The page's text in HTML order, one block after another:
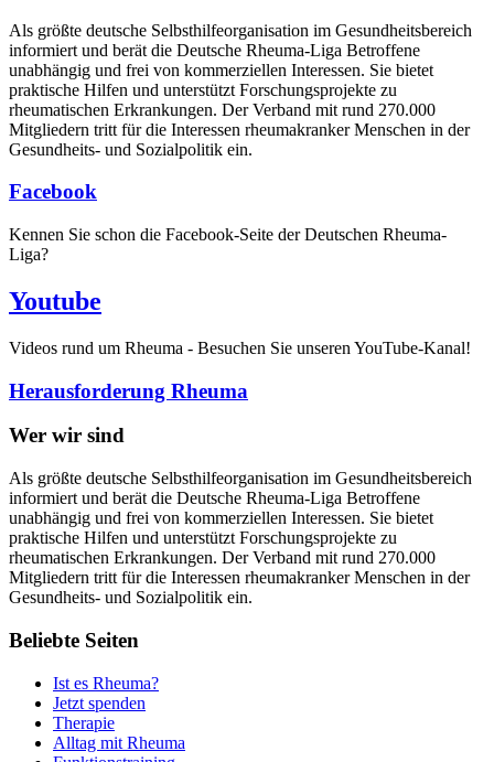
Als größte deutsche Selbsthilfe­organisation im Gesundheitsbereich
informiert und berät die Deutsche Rheuma-Liga Betroffene
unabhängig und frei von kommerziellen Interessen. Sie bietet
praktische Hilfen und unterstützt Forschungsprojekte zu
rheumatischen Erkrankungen. Der Verband mit rund 270.000
Mitgliedern tritt für die Interessen rheumakranker Menschen in der
Gesundheits- und Sozialpolitik ein.
Facebook
Kennen Sie schon die Facebook-Seite der Deutschen Rheuma-
Liga?
Youtube
Videos rund um Rheuma - Besuchen Sie unseren YouTube-Kanal!
Herausforderung Rheuma
Wer wir sind
Als größte deutsche Selbsthilfeorganisation im Gesundheitsbereich
informiert und berät die Deutsche Rheuma-Liga Betroffene
unabhängig und frei von kommerziellen Interessen. Sie bietet
praktische Hilfen und unterstützt Forschungsprojekte zu
rheumatischen Erkrankungen. Der Verband mit rund 270.000
Mitgliedern tritt für die Interessen rheumakranker Menschen in der
Gesundheits- und Sozialpolitik ein.
Beliebte Seiten
Ist es Rheuma?
Jetzt spenden
Therapie
Alltag mit Rheuma